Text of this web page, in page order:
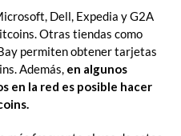
Dell, Expedia y G2A
Otras tiendas como
permiten obtener tarjetas
Además, en algunos
en la red es posible hacer